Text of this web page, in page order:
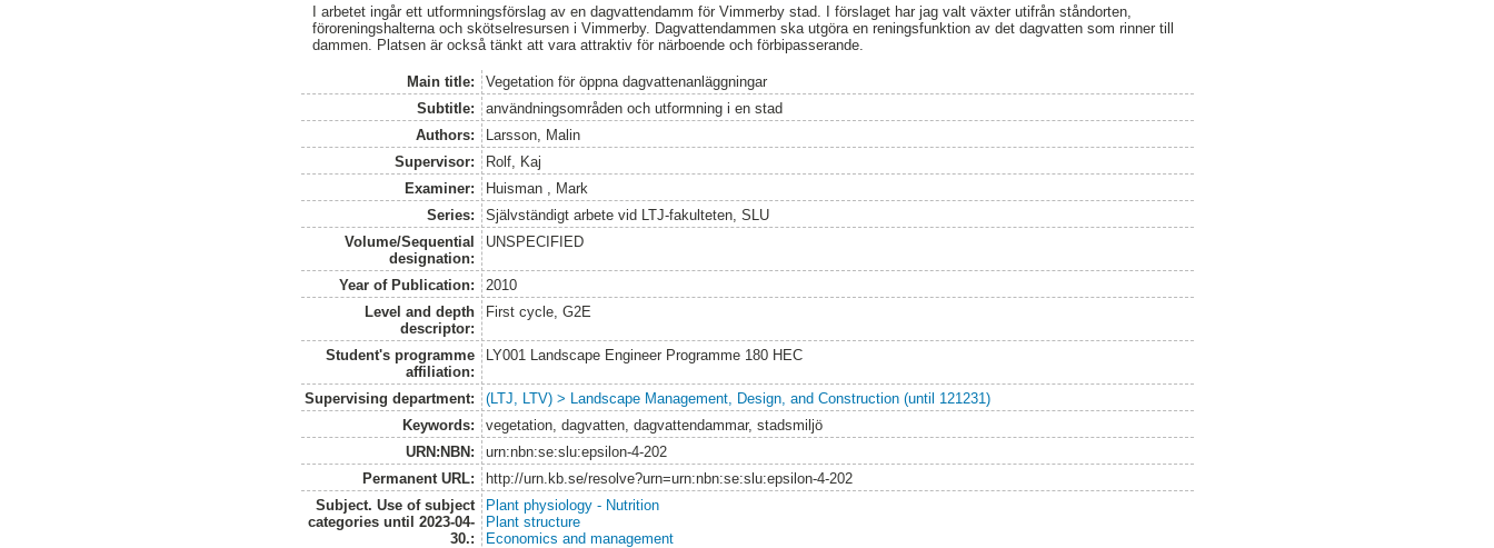
I arbetet ingår ett utformningsförslag av en dagvattendamm för Vimmerby stad. I förslaget har jag valt växter utifrån ståndorten,
föroreningshalterna och skötselresursen i Vimmerby. Dagvattendammen ska utgöra en reningsfunktion av det dagvatten som rinner till
dammen. Platsen är också tänkt att vara attraktiv för närboende och förbipasserande.
Main title:
Vegetation för öppna dagvattenanläggningar
Subtitle:
användningsområden och utformning i en stad
Authors:
Larsson, Malin
Supervisor:
Rolf, Kaj
Examiner:
Huisman , Mark
Series:
Självständigt arbete vid LTJ-fakulteten, SLU
Volume/Sequential
designation:
UNSPECIFIED
Year of Publication:
2010
Level and depth
descriptor:
First cycle, G2E
Student's programme
affiliation:
LY001 Landscape Engineer Programme 180 HEC
Supervising department:
(LTJ, LTV) > Landscape Management, Design, and Construction (until 121231)
Keywords:
vegetation, dagvatten, dagvattendammar, stadsmiljö
URN:NBN:
urn:nbn:se:slu:epsilon-4-202
Permanent URL:
http://urn.kb.se/resolve?urn=urn:nbn:se:slu:epsilon-4-202
Subject. Use of subject
categories until 2023-04-
30.:
Plant physiology - Nutrition
Plant structure
Economics and management